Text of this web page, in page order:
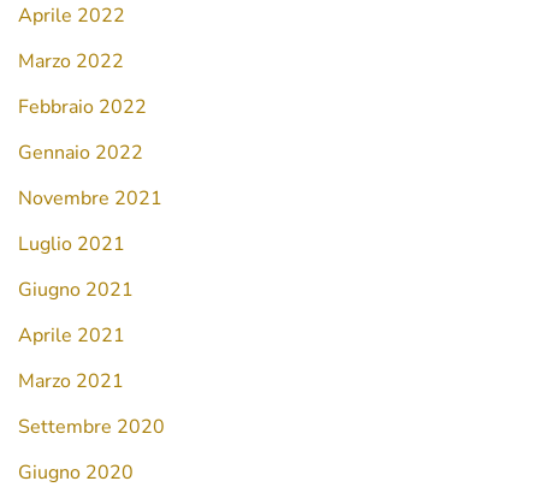
Aprile 2022
Marzo 2022
Febbraio 2022
Gennaio 2022
Novembre 2021
Luglio 2021
Giugno 2021
Aprile 2021
Marzo 2021
Settembre 2020
Giugno 2020